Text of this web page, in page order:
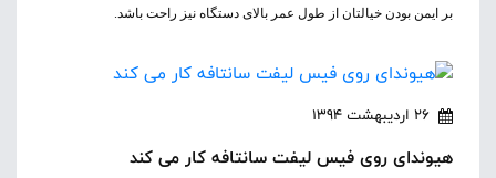
بر ایمن بودن خیالتان از طول عمر بالای دستگاه نیز راحت باشد.
26 اردیبهشت 1394
هیوندای روی فیس لیفت سانتافه کار می کند